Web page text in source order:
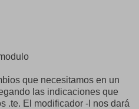
que necesitamos en un
las indicaciones que
.te. El modificador -l nos dará